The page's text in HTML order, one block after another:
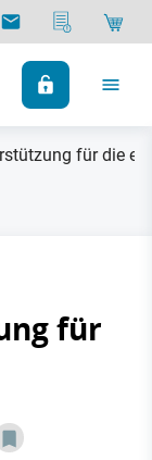
für die
für